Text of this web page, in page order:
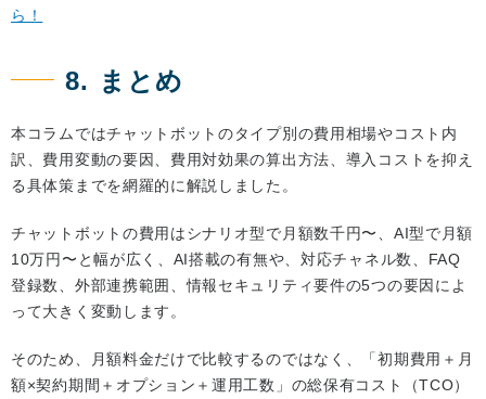
ら！
8. まとめ
本コラムではチャットボットのタイプ別の費用相場やコスト内
訳、費用変動の要因、費用対効果の算出方法、導入コストを抑え
る具体策までを網羅的に解説しました。
チャットボットの費用はシナリオ型で月額数千円〜、AI型で月額
10万円〜と幅が広く、AI搭載の有無や、対応チャネル数、FAQ
登録数、外部連携範囲、情報セキュリティ要件の5つの要因によ
って大きく変動します。
そのため、月額料金だけで比較するのではなく、「初期費用＋月
額×契約期間＋オプション＋運用工数」の総保有コスト（TCO）